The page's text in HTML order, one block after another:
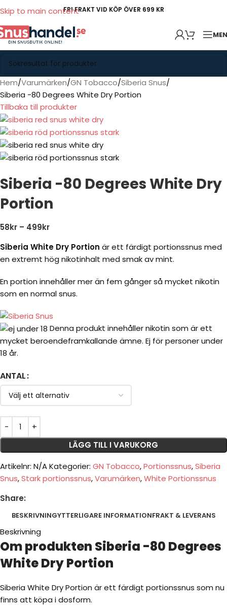
Skip to main contentFRI FRAKT VID KÖP ÖVER 699 KR
Hem Varumärken GN Tobacco Siberia Snus
Siberia -80 Degrees White Dry Portion
Tillbaka till produkter
Siberia -80 Degrees White Dry
Portion
58kr – 499kr
Siberia White Dry Portion är ett färdigt portionssnus med
en extremt hög nikotinhalt med smak av mint.
En portion innehåller mer än fem gånger så mycket nikotin
som en normal snus.
Denna produkt innehåller nikotin som är ett
mycket beroendeframkallande ämne. Ej för personer under
18 år.
ANTAL
LÄGG TILL I VARUKORG
Artikelnr: N/AKategorier: GN Tobacco,Portionssnus,Siberia
Snus,Stark portionssnus,Varumärken,White Portionssnus
Share:
BESKRIVNINGYTTERLIGARE INFORMATIONFRAKT & LEVERANS
Beskrivning
Om produkten Siberia -80 Degrees
White Dry Portion
Siberia White Dry Portion är ett färdigt portionssnus som nu
finns att köpa i dosform.